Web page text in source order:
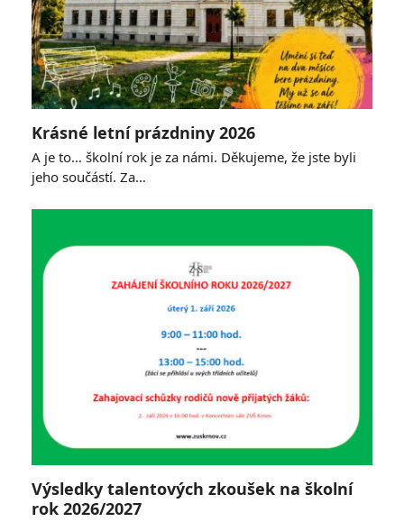
Krásné letní prázdniny 2026
A je to… školní rok je za námi. Děkujeme, že jste byli
jeho součástí. Za…
Výsledky talentových zkoušek na školní
rok 2026/2027